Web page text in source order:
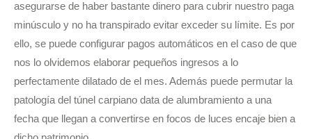
asegurarse de haber bastante dinero para cubrir nuestro paga
minúsculo y no ha transpirado evitar exceder su límite. Es por
ello, se puede configurar pagos automáticos en el caso de que
nos lo olvidemos elaborar pequeños ingresos a lo
perfectamente dilatado de el mes. Además puede permutar la
patologí­a del túnel carpiano data de alumbramiento a una
fecha que llegan a convertirse en focos de luces encaje bien a